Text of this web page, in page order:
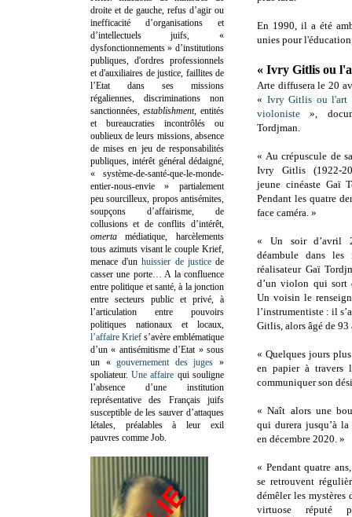
En 1990, il a été
unies pour
« Ivry Gitlis ou
Arte diffusera le 20
« Ivry Gitlis ou l'art
violoniste »,
Tordjman.
« Au crépuscule de
Ivry Gitlis (1922-
jeune cinéaste Gaï
Pendant les quatre
face caméra. »
« Un soir d’avril
déambule dans
réalisateur Gaï
d’un violon qui sort
Un voisin le
l’instrumentiste : il
Gitlis, alors âgé de 93
« Quelques jours
en papier à travers
communiquer son
« Naît alors une
qui durera jusqu’à
en décembre 2020. »
« Pendant quatre
se retrouvent
démêler les mystères
virtuose réputé
droite et de gauche, refus d’agir ou
inefficacité d’organisations et
d’intellectuels juifs, «
dysfonctionnements » d’institutions
publiques, d'ordres professionnels
et d'auxiliaires de justice, faillites de
l’Etat dans ses missions
régaliennes, discriminations non
sanctionnées,establishment, entités
et bureaucraties incontrôlés ou
oublieux de leurs missions, absence
de mises en jeu de responsabilités
publiques, intérêt général dédaigné,
« système-de-santé-que-le-monde-
entier-nous-envie » partialement
peu sourcilleux, propos antisémites,
soupçons d’affairisme, de
collusions et de conflits d’intérêt,
omertamédiatique, harcèlements
tous azimuts visant le couple Krief,
menace d'unhuissier de justicede
casser une porte… A la confluence
entre politique et santé, à la jonction
entre secteurs public et privé, à
l’articulation entre pouvoirs
politiques nationaux et locaux,
l’affaire Krief s’avère emblématique
d’un « antisémitisme d’Etat » sous
un «gouvernement des juges »
spoliateur.Une affaire qui souligne
l’absence d’une institution
représentative des Français juifs
susceptible de les sauver d’attaques
létales, préalables à leur exil
pauvres comme Job.